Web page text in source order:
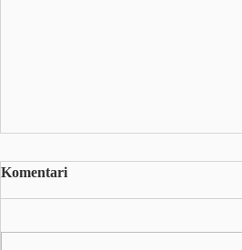
Polugodišnji prihodi
proizvođača naoružanja CSG
skočili za 17 posto
Komentari